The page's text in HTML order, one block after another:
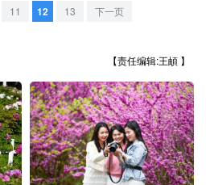
重庆
云南 西藏
青海 宁夏
黑龙江
11 12 13 下一页
【责任编辑:王頔 】